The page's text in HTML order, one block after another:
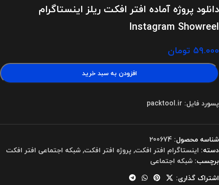
دانلود پروژه آماده افتر افکت ریلز اینستاگرام
Instagram Showreel
۵۹.۰۰۰ تومان
افزودن به سبد خرید
پسورد فایل: packtool.ir
شناسه محصول: 200674
دسته: اینستاگرام افتر افکت, پروژه افتر افکت,شبکه اجتماعی افتر افکت
برچسب: شبکه اجتماعی
اشتراک گذاری: